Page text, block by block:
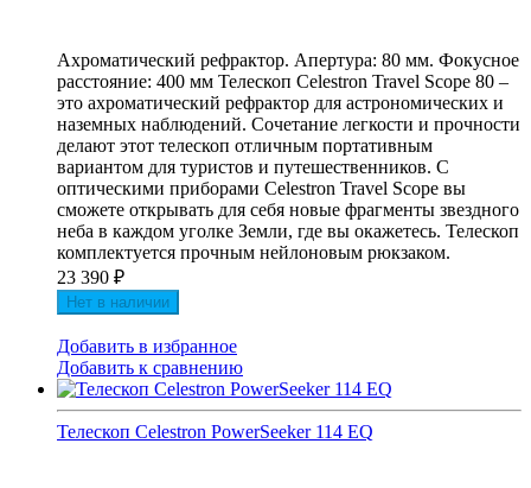
Ахроматический рефрактор. Апертура: 80 мм. Фокусное
расстояние: 400 мм Телескоп Celestron Travel Scope 80 –
это ахроматический рефрактор для астрономических и
наземных наблюдений. Сочетание легкости и прочности
делают этот телескоп отличным портативным
вариантом для туристов и путешественников. С
оптическими приборами Celestron Travel Scope вы
сможете открывать для себя новые фрагменты звездного
неба в каждом уголке Земли, где вы окажетесь. Телескоп
комплектуется прочным нейлоновым рюкзаком.
23 390 ₽
Нет в наличии
Добавить в избранное
Добавить к сравнению
Телескоп Celestron PowerSeeker 114 EQ